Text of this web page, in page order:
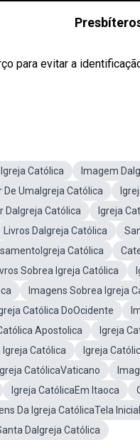
para evitar a
Católica Imagem
De UmaIgreja Católica
DaIgreja Católica Igreja
Livros DaIgreja Católica
Católica
Sobrea Igreja Católica
Imagens Sobrea Igreja
Católica DoOcidente
Apostolica
Igreja
Católica
Igreja
Igreja CatólicaVaticano
Igreja CatólicaEm Itaoca
Da Igreja CatólicaTela
DaIgreja Católica